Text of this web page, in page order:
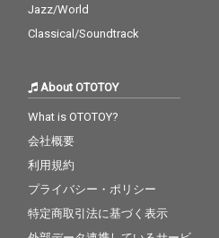
Jazz/World
Classical/Soundtrack
About OTOTOY
What is OTOTOY?
会社概要
利用規約
プライバシー・ポリシー
特定商取引法に基づく表示